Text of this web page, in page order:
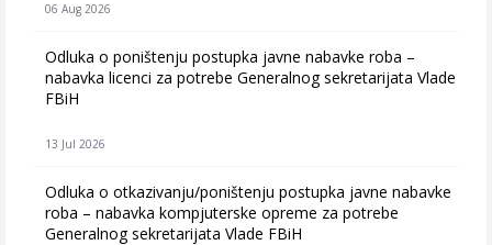
06 Aug 2026
Odluka o poništenju postupka javne nabavke roba –
nabavka licenci za potrebe Generalnog sekretarijata Vlade
FBiH
13 Jul 2026
Odluka o otkazivanju/poništenju postupka javne nabavke
roba – nabavka kompjuterske opreme za potrebe
Generalnog sekretarijata Vlade FBiH